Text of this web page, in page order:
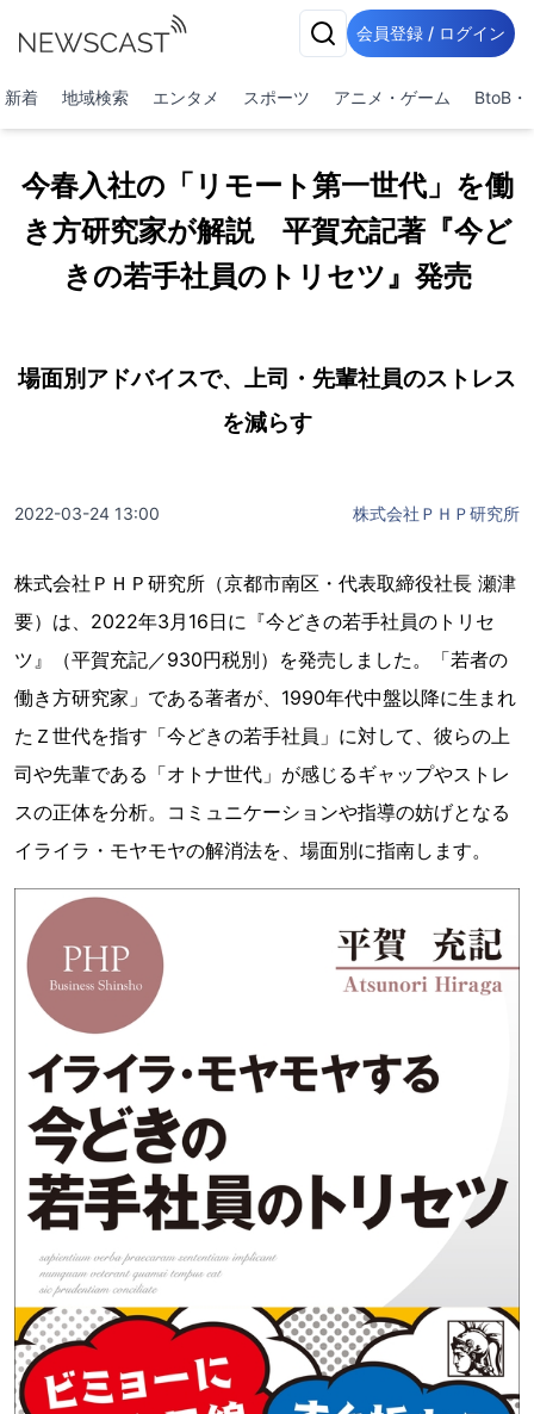
会員登録 / ログイン
新着 地域検索 エンタメ スポーツ アニメ・ゲーム BtoB・
今春入社の「リモート第一世代」を働
き方研究家が解説 平賀充記著『今ど
きの若手社員のトリセツ』発売
場面別アドバイスで、上司・先輩社員のストレス
を減らす
2022-03-24 13:00 株式会社ＰＨＰ研究所
株式会社ＰＨＰ研究所（京都市南区・代表取締役社長 瀬津
要）は、2022年3月16日に『今どきの若手社員のトリセ
ツ』（平賀充記／930円税別）を発売しました。「若者の
働き方研究家」である著者が、1990年代中盤以降に生まれ
たＺ世代を指す「今どきの若手社員」に対して、彼らの上
司や先輩である「オトナ世代」が感じるギャップやストレ
スの正体を分析。コミュニケーションや指導の妨げとなる
イライラ・モヤモヤの解消法を、場面別に指南します。